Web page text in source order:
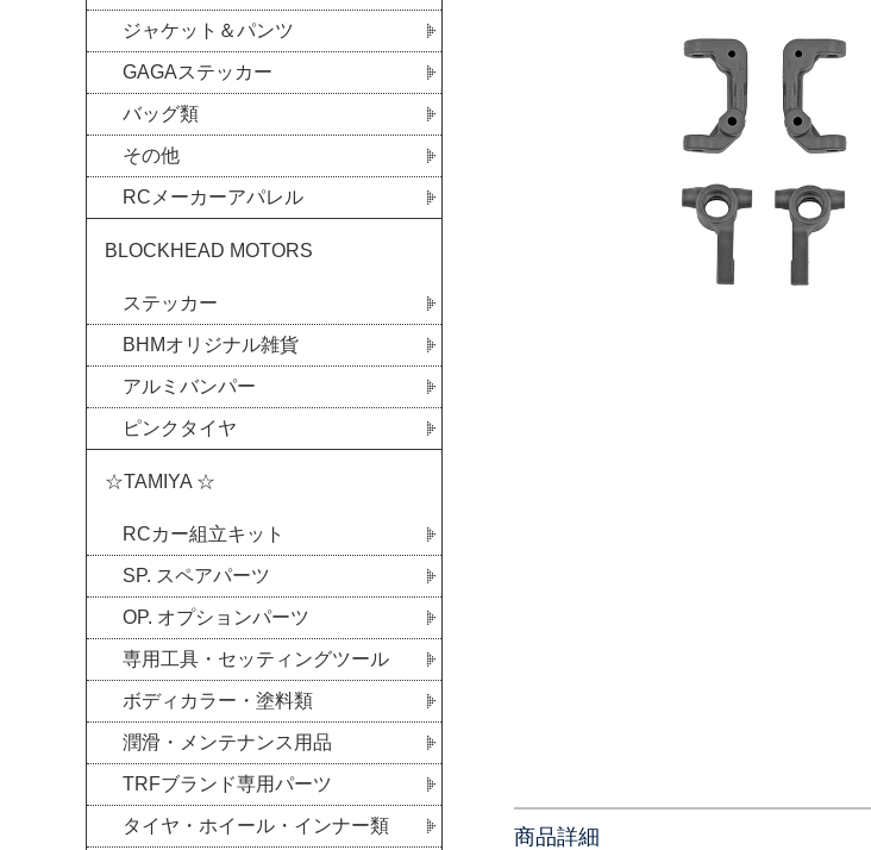
商品詳細
ジャケット＆パンツ
GAGAステッカー
バッグ類
その他
RCメーカーアパレル
BLOCKHEAD MOTORS
ステッカー
BHMオリジナル雑貨
アルミバンパー
ピンクタイヤ
☆TAMIYA ☆
RCカー組立キット
SP. スペアパーツ
OP. オプションパーツ
専用工具・セッティングツール
ボディカラー・塗料類
潤滑・メンテナンス用品
TRFブランド専用パーツ
タイヤ・ホイール・インナー類